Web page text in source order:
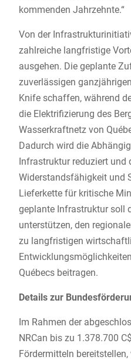
kommenden Jahrzehnte.“
Von der
zahlreiche langfristige
ausgehen. Die geplante
zuverlässigen
Knife schaffen, während
die Elektrifizierung des
Wasserkraftnetz von
Dadurch wird die
Infrastruktur reduziert und
Widerstandsfähigkeit und
Lieferkette für kritische
geplante Infrastruktur soll
unterstützen, den
zu langfristigen
Québecs beitragen.
Details zur
Im Rahmen der
NRCan bis zu 1.378.700
Fördermitteln